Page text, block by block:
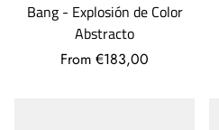
Bang - Explosión de Color
Abstracto
From €183,00